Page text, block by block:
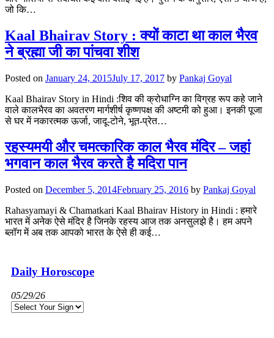
जो कि…
Kaal Bhairav Story : क्यों काटा था काल भैरव
ने ब्रह्मा जी का पांचवा शीश
Posted on January 24, 2015July 17, 2017 by Pankaj Goyal
Kaal Bhairav Story in Hindi :शिव की क्रोधाग्नि का विग्रह रूप कहे जाने
वाले कालभैरव का अवतरण मार्गशीर्ष कृष्णपक्ष की अष्टमी को हुआ। इनकी पूजा
से घर में नकारत्मक ऊर्जा, जादू-टोने, भूत-प्रेत…
रहस्यमयी और चमत्कारिक काल भैरव मंदिर – जहां
भगवान काल भैरव करते है मदिरा पान
Posted on December 5, 2014February 25, 2016 by Pankaj Goyal
Rahasyamayi & Chamatkari Kaal Bhairav History in Hindi : हमारे
भारत में अनेक ऐसे मंदिर है जिनके रहस्य आज तक अनसुलझे है। हम अपने
ब्लॉग में अब तक आपको भारत के ऐसे ही कई…
Daily Horoscope
05/29/26